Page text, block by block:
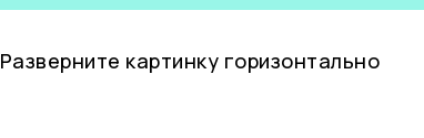
Разверните картинку горизонтально